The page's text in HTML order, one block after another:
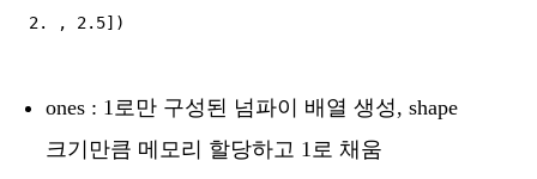
ones : 1로만 구성된 넘파이 배열 생성, shape
크기만큼 메모리 할당하고 1로 채움